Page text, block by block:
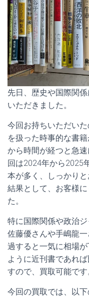
先日、歴史や国際関
いただきました。
今回お持ちいただい
を扱った時事的な書
から時間が経つと急
回は2024年から2025
本が多く、しっかり
結果として、お客様
た。
特に国際関係や政治
佐藤優さんや手嶋龍
過すると一気に相場
ように近刊書であれ
すので、買取可能です
今回の買取では、以